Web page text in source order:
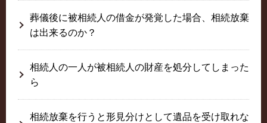
葬儀後に被相続人の借金が発覚した場合、相続放棄
は出来るのか？
相続人の一人が被相続人の財産を処分してしまった
ら
相続放棄を行うと形見分けとして遺品を受け取れな